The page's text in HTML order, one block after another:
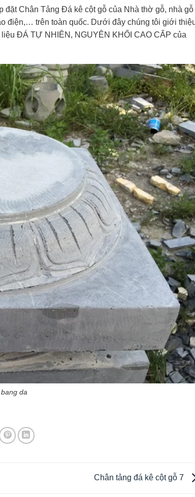
Chân Tảng Đá kê cột gỗ của Nhà thờ gỗ, nhà gỗ
điện,… trên toàn quốc. Dưới đây chúng tôi giới
ĐÁ TỰ NHIÊN, NGUYÊN KHỐI CAO CẤP của
da
Chân tảng đá kê cột gỗ 7